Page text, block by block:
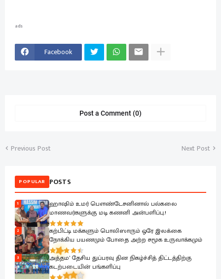
ads
Facebook
Post a Comment (0)
Previous Post Next Post
POPULAR POSTS
1
ஹாஷிம் உமர் பௌண்டேசனினால் பல்கலை
மாணவர்களுக்கு மடி கணனி அன்பளிப்பு.!
2
கற்பிட்டி மக்களும் பொலிஸாரும் ஒரே இலக்கை
நோக்கிய பயணமும் போதை அற்ற சமூக உருவாக்கமும்
3
அத்தம’ தேசிய துப்பரவு தின நிகழ்ச்சித் திட்டத்திற்கு
கடற்படையின் பங்களிப்பு